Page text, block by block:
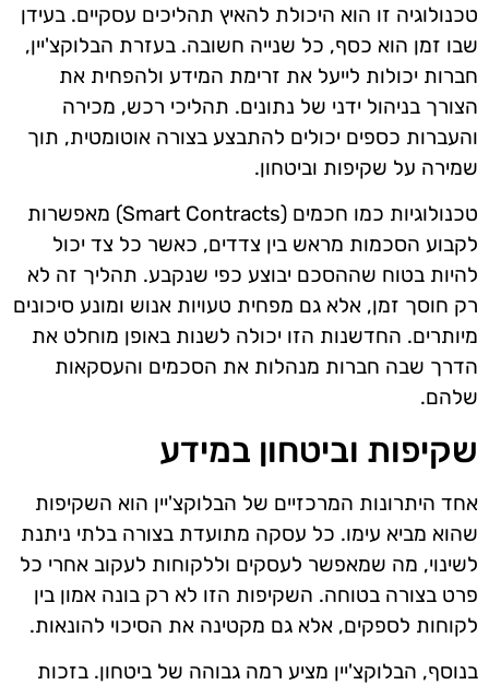
טכנולוגיה זו הוא היכולת להאיץ תהליכים עסקיים. בעידן
שבו זמן הוא כסף, כל שנייה חשובה. בעזרת הבלוקצ'יין,
חברות יכולות לייעל את זרימת המידע ולהפחית את
הצורך בניהול ידני של נתונים. תהליכי רכש, מכירה
והעברות כספים יכולים להתבצע בצורה אוטומטית, תוך
שמירה על שקיפות וביטחון.
טכנולוגיות כמו חכמים (Smart Contracts) מאפשרות
לקבוע הסכמות מראש בין צדדים, כאשר כל צד יכול
להיות בטוח שההסכם יבוצע כפי שנקבע. תהליך זה לא
רק חוסך זמן, אלא גם מפחית טעויות אנוש ומונע סיכונים
מיותרים. החדשנות הזו יכולה לשנות באופן מוחלט את
הדרך שבה חברות מנהלות את הסכמים והעסקאות
שלהם.
שקיפות וביטחון במידע
אחד היתרונות המרכזיים של הבלוקצ'יין הוא השקיפות
שהוא מביא עימו. כל עסקה מתועדת בצורה בלתי ניתנת
לשינוי, מה שמאפשר לעסקים וללקוחות לעקוב אחרי כל
פרט בצורה בטוחה. השקיפות הזו לא רק בונה אמון בין
לקוחות לספקים, אלא גם מקטינה את הסיכוי להונאות.
בנוסף, הבלוקצ'יין מציע רמה גבוהה של ביטחון. בזכות